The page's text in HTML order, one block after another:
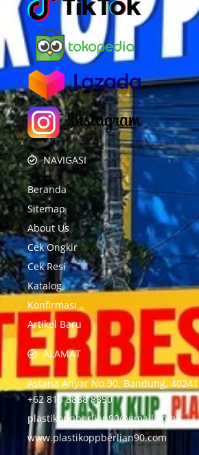
NAVIGASI
Beranda
Sitemap
About Us
Cek Ongkir
Cek Resi
Katalog
Konfirmasi
Artikel Baru
ALAMAT
Astana Anyar No.90, Bandung, 40241
+62 813 8888 8890
plastikoppberlian90@gmail.com
www.plastikoppberlian90.com